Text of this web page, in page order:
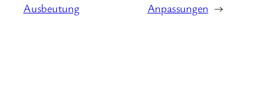
Ausbeutung
Anpassungen →